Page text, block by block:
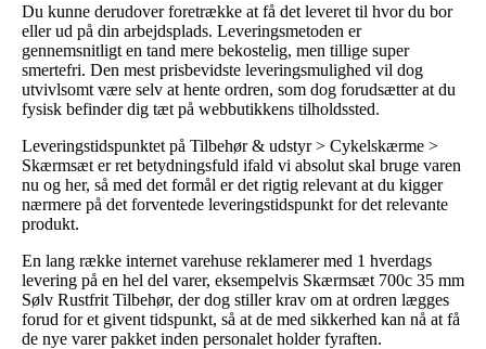
Du kunne derudover foretrække at få det leveret til hvor du bor
eller ud på din arbejdsplads. Leveringsmetoden er
gennemsnitligt en tand mere bekostelig, men tillige super
smertefri. Den mest prisbevidste leveringsmulighed vil dog
utvivlsomt være selv at hente ordren, som dog forudsætter at du
fysisk befinder dig tæt på webbutikkens tilholdssted.
Leveringstidspunktet på Tilbehør & udstyr > Cykelskærme >
Skærmsæt er ret betydningsfuld ifald vi absolut skal bruge varen
nu og her, så med det formål er det rigtig relevant at du kigger
nærmere på det forventede leveringstidspunkt for det relevante
produkt.
En lang række internet varehuse reklamerer med 1 hverdags
levering på en hel del varer, eksempelvis Skærmsæt 700c 35 mm
Sølv Rustfrit Tilbehør, der dog stiller krav om at ordren lægges
forud for et givent tidspunkt, så at de med sikkerhed kan nå at få
de nye varer pakket inden personalet holder fyraften.